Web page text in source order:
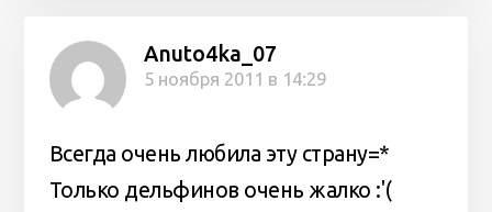
Anuto4ka_07
5 ноября 2011 в 14:29
Всегда очень любила эту страну=*
Только дельфинов очень жалко :'(